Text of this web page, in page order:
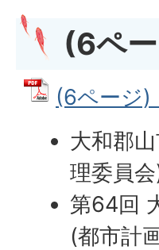
(6ペ
(6ページ)
大和郡
理委員会
第64回
(都市計